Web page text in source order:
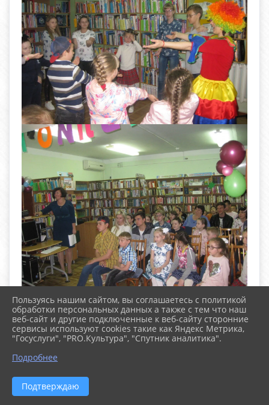
Пользуясь нашим сайтом, вы соглашаетесь с политикой
обработки персональных данных а также с тем что наш
веб-сайт и другие подключенные к веб-сайту сторонние
сервисы используют cookies такие как Яндекс Метрика,
"Госуслуги", "PRO.Культура", "Спутник аналитика".
Подробнее
Подтверждаю